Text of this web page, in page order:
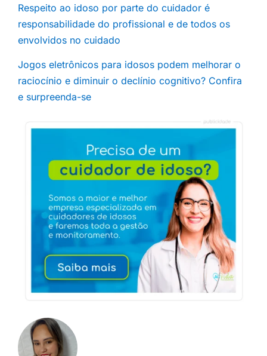
Respeito ao idoso por parte do cuidador é
responsabilidade do profissional e de todos os
envolvidos no cuidado
Jogos eletrônicos para idosos podem melhorar o
raciocínio e diminuir o declínio cognitivo? Confira
e surpreenda-se